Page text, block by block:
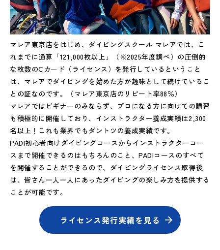
マレア東京店をはじめ、ダイビングスクール マレアでは、こ
れまでに通算「121,000枚以上」（※2025年度調べ）の圧倒的
な枚数のCカード（ライセンス）を発行しているということ
は、マレアでダイビングを始めた方が趣味として続けているこ
との証なのです。（マレア東京店のリピート率88％）
マレアではビギナーのみならず、プロになる方に向けての講習
も積極的に開催しており、インストラクター養成実績は2,300
名以上！これも業界でもダントツの養成実績です。
PADI初心者向けダイビングコースからインストラクターコー
スまで開催できるのはもちろんのこと、PADIコースのすべて
を開催することができるので、ダイビングライセンス取得後
は、皆さん一人一人にあったダイビングの楽しみ方を提供する
ことが可能です。
ライセンス発行実績を見る